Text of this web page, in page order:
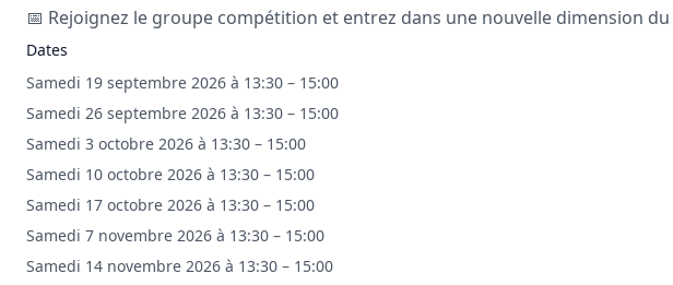
📅 Rejoignez le groupe compétition et entrez dans une nouvelle dimension
Dates
Samedi 19 septembre 2026 à 13:30 – 15:00
Samedi 26 septembre 2026 à 13:30 – 15:00
Samedi 3 octobre 2026 à 13:30 – 15:00
Samedi 10 octobre 2026 à 13:30 – 15:00
Samedi 17 octobre 2026 à 13:30 – 15:00
Samedi 7 novembre 2026 à 13:30 – 15:00
Samedi 14 novembre 2026 à 13:30 – 15:00